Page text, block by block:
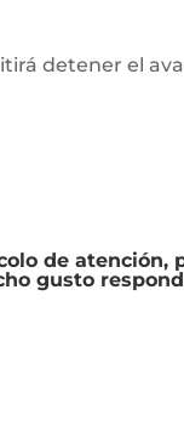
detener el
de atención,
gusto